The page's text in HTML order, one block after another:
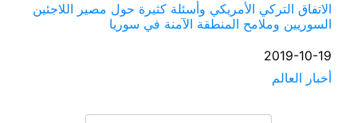
الاتفاق التركي الأمريكي وأسئلة كثيرة حول مصير اللاجئين
السوريين وملامح المنطقة الآمنة في سوريا
التاريخ
2019-10-19
في ما يتعلق بما يأتي
أخبار العالم